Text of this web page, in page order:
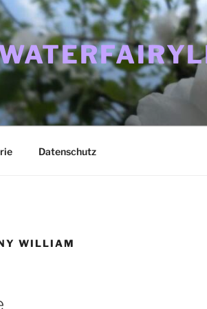
Datenschutz
WILLIAM